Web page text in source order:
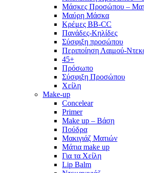
Μάσκες Προσώπου –
Μαύρη Μάσκα
Κρέμες BB-CC
Πανάδες-Κηλίδες
Σύσφιξη προσώπου
Περιποίηση Λαιμού-
45+
Πρόσωπο
Σύσφιξη Προσώπου
Χείλη
Make-up
Concelear
Primer
Make up – Βάση
Πούδρα
Μακιγιάζ Ματιών
Μάτια make up
Για τα Χείλη
Lip Balm